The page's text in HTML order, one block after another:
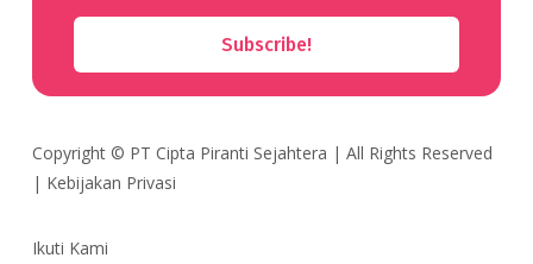
Subscribe!
Copyright © PT Cipta Piranti Sejahtera | All Rights Reserved
| Kebijakan Privasi
Ikuti Kami